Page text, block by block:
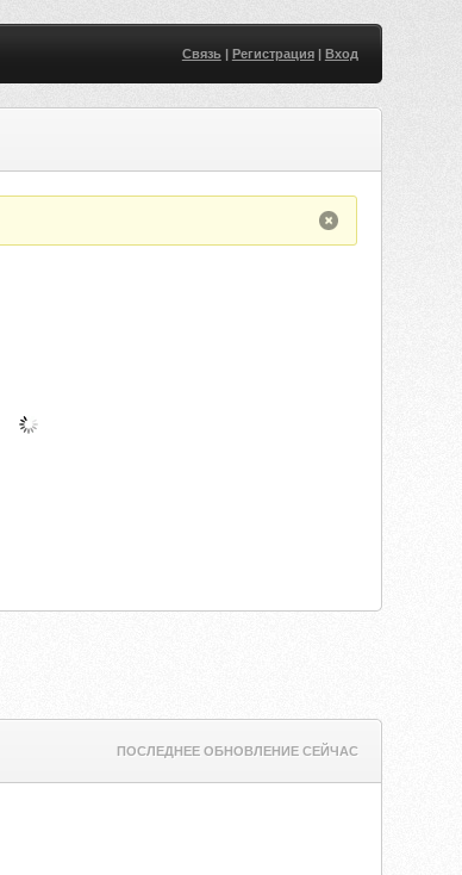
Связь| Регистрация| Вход
ПОСЛЕДНЕЕ ОБНОВЛЕНИЕ СЕЙЧАС